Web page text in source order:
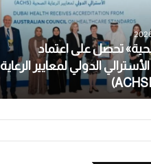
تحصل على اعتماد
الدولي لمعايير الرعاية